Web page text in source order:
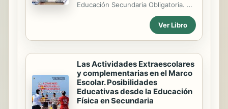
Educación Secundaria Obligatoria. Se
ha tratado de abordar el máximo de
temas de interés para el profesorado
de esta etapa formativa. Todas las
importante base fundamentadora, así
como unas orientaciones y
ejemplificaciones prácticas. Los
títulos que componen la colección
son los siguientes : 1. PROPUESTAS
EDUCATIVAS PARA LA MEJORA DE
Ver Libro
Las Actividades Extraescolares
y complementarias en el Marco
Escolar. Posibilidades
Educativas desde la Educación
Física en Secundaria